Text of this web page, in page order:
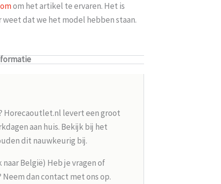
om het artikel te ervaren. Het is
dat we het model hebben staan.
Horecaoutlet.nl levert een groot
aan huis. Bekijk bij het
dit nauwkeurig bij.
België) Heb je vragen of
dan contact met ons op.